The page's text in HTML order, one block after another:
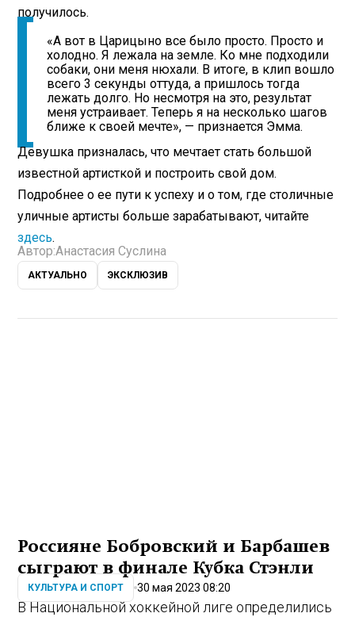
получилось.
«А вот в Царицыно все было просто. Просто и
холодно. Я лежала на земле. Ко мне подходили
собаки, они меня нюхали. В итоге, в клип вошло
всего 3 секунды оттуда, а пришлось тогда
лежать долго. Но несмотря на это, результат
меня устраивает. Теперь я на несколько шагов
ближе к своей мечте», — признается Эмма.
Девушка призналась, что мечтает стать большой
известной артисткой и построить свой дом.
Подробнее о ее пути к успеху и о том, где столичные
уличные артисты больше зарабатывают, читайте
здесь.
Автор:Анастасия Суслина
АКТУАЛЬНО ЭКСКЛЮЗИВ
Россияне Бобровский и Барбашев
сыграют в финале Кубка Стэнли
КУЛЬТУРА И СПОРТ 30 мая 2023 08:20
В Национальной хоккейной лиге определились